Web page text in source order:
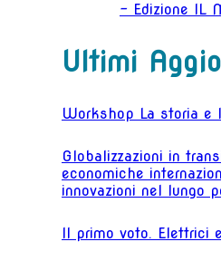
- Edizione IL
Ultimi
Workshop La storia e
Globalizzazioni in
economiche
innovazioni nel lungo
Il primo voto. Elettrici